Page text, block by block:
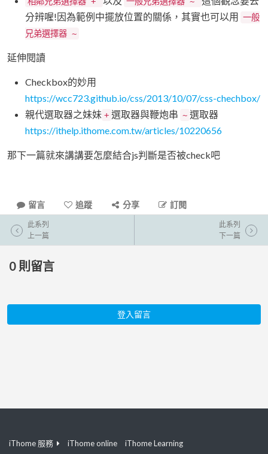
分辨喔!因為範例中擺放位置的關係，其實也可以用 一般
兄弟選擇器 ~
延伸閱讀
Checkbox的妙用
https://wcc723.github.io/css/2013/10/07/css-chechbox/
親代選取器之妹妹 + 選取器與鞭炮串 ~ 選取器
https://ithelp.ithome.com.tw/articles/10220656
那下一篇就來講講要怎麼結合js判斷是否被check吧
留言 追蹤 分享 訂閱
此系列
上一篇
此系列
下一篇
0 則留言
登入留言
iThome 服務 iThome online iThome Learning